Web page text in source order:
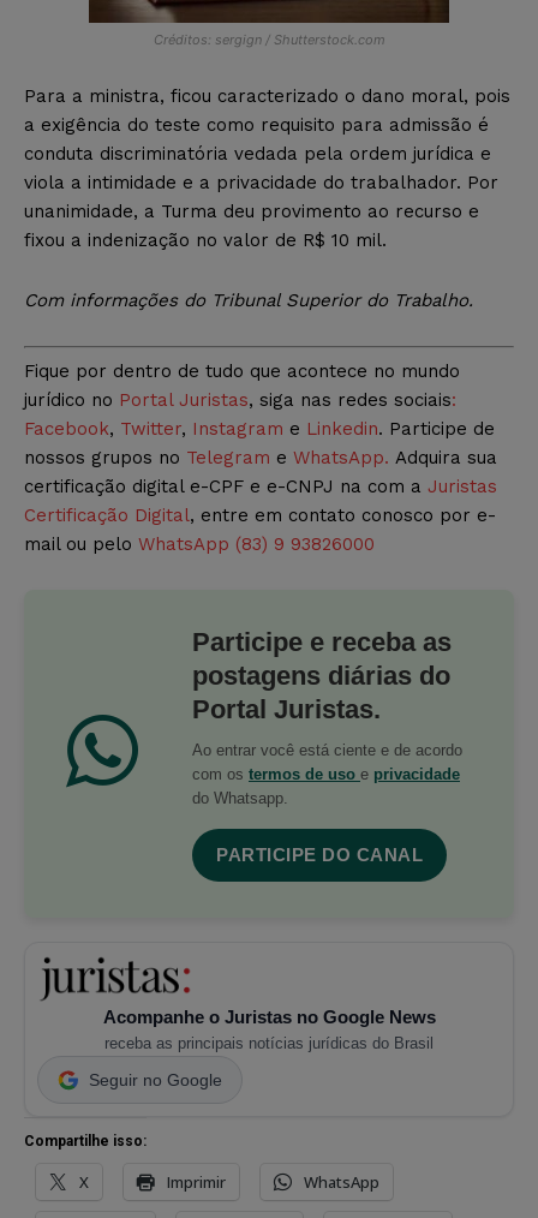
Créditos: sergign / Shutterstock.com
Para a ministra, ficou caracterizado o dano moral, pois
a exigência do teste como requisito para admissão é
conduta discriminatória vedada pela ordem jurídica e
viola a intimidade e a privacidade do trabalhador. Por
unanimidade, a Turma deu provimento ao recurso e
fixou a indenização no valor de R$ 10 mil.
Com informações do Tribunal Superior do Trabalho.
Fique por dentro de tudo que acontece no mundo
jurídico no Portal Juristas, siga nas redes sociais:
Facebook, Twitter, Instagram e Linkedin. Participe de
nossos grupos no Telegram e WhatsApp. Adquira sua
certificação digital e-CPF e e-CNPJ na com a Juristas
Certificação Digital, entre em contato conosco por e-
mail ou pelo WhatsApp (83) 9 93826000
Participe e receba as
postagens diárias do
Portal Juristas.
Ao entrar você está ciente e de acordo
com os termos de uso e privacidade
do Whatsapp.
PARTICIPE DO CANAL
Acompanhe o Juristas no Google News
receba as principais notícias jurídicas do Brasil
Seguir no Google
Compartilhe isso:
X Imprimir WhatsApp